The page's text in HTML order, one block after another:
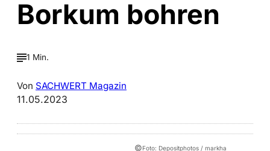
Borkum bohren
1 Min.
Von SACHWERT Magazin
11.05.2023
©Foto: Depositphotos / markha